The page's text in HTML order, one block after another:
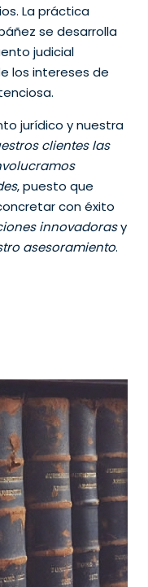
La práctica
se desarrolla
judicial
los intereses de
jurídico y nuestra
clientes las
, puesto que
con éxito
innovadorasy
asesoramiento.